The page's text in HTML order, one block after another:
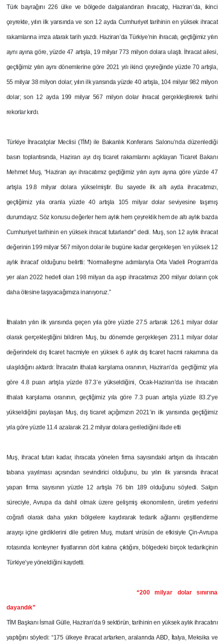
Türk bayrağını 226 ülke ve bölgede dalgalandıran ihracatçı, Haziran’da, ikinci
çeyrekte, yılın ilk yarısında ve son 12 ayda Cumhuriyet tarihinin en yüksek ihracat
rakamlarına imza atarak tarih yazdı. Haziran’da Türkiye’nin ihracatı, geçtiğimiz yılın
aynı ayına göre, yüzde 47 artışla, 19 milyar 773 milyon dolara ulaştı. İhracat ailesi,
geçtiğimiz yılın aynı dönemlerine göre 2021 yılı ikinci çeyreğinde yüzde 70 artışla,
55 milyar 38 milyon dolar; yılın ilk yarısında yüzde 40 artışla, 104 milyar 982 milyon
dolar; son 12 ayda 199 milyar 567 milyon dolar ihracat gerçekleştirerek tarihi
rekorlar kırdı.
Türkiye İhracatçılar Meclisi (TİM) ile Bakanlık Konferans Salonu’nda düzenlediği
basın toplantısında, Haziran ayı dış ticaret rakamlarını açıklayan Ticaret Bakanı
Mehmet Muş, “Haziran ayı ihracatımız geçtiğimiz yılın aynı ayına göre yüzde 47
artışla 19.8 milyar dolara yükselmiştir. Bu sayede ilk altı ayda ihracatımızı,
geçtiğimiz yıla oranla yüzde 40 artışla 105 milyar dolar seviyesine taşımış
durumdayız. Söz konusu değerler hem aylık hem çeyreklik hem de altı aylık bazda
Cumhuriyet tarihinin en yüksek ihracat tutarlarıdır” dedi. Muş, son 12 aylık ihracat
değerinin 199 milyar 567 milyon dolar ile bugüne kadar gerçekleşen ‘en yüksek 12
aylık ihracat’ olduğunu belirtti: “Normalleşme adımlarıyla Orta Vadeli Program’da
yer alan 2022 hedefi olan 198 milyarı da aşıp ihracatımızı 200 milyar doların çok
daha ötesine taşıyacağımıza inanıyoruz.”
İthalatın yılın ilk yarısında geçen yıla göre yüzde 27.5 artarak 126.1 milyar dolar
olarak gerçekleştiğini bildiren Muş, bu dönemde gerçekleşen 231.1 milyar dolar
değerindeki dış ticaret hacmiyle en yüksek 6 aylık dış ticaret hacmi rakamına da
ulaşıldığını aktardı: İhracatın ithalatı karşılama oranının, Haziran’da geçtiğimiz yıla
göre 4.8 puan artışla yüzde 87.3’e yükseldiğini, Ocak-Haziran’da ise ihracatın
ithalatı karşılama oranının, geçtiğimiz yıla göre 7.3 puan artışla yüzde 83.2’ye
yükseldiğini paylaşan Muş, dış ticaret açığımızın 2021’in ilk yarısında geçtiğimiz
yıla göre yüzde 11.4 azalarak 21.2 milyar dolara gerilediğini ifade etti
Muş, ihracat tutarı kadar, ihracata yönelen firma sayısındaki artışın da ihracatın
tabana yayılması açısından sevindirici olduğunu, bu yılın ilk yarısında ihracat
yapan firma sayısının yüzde 12 artışla 76 bin 189 olduğunu söyledi. Salgın
süreciyle, Avrupa da dahil olmak üzere gelişmiş ekonomilerin, üretim yerlerini
coğrafi olarak daha yakın bölgelere kaydırarak tedarik ağlarını çeşitlendirme
arayışı içine girdiklerini dile getiren Muş, mutant virüsün de etkisiyle Çin-Avrupa
rotasında konteyner fiyatlarının dört katına çıktığını, bölgedeki birçok tedarikçinin
Türkiye’ye yöneldiğini kaydetti.
“200 milyar dolar sınırına
dayandık”
TİM Başkanı İsmail Gülle, Haziran’da 9 sektörün, tarihinin en yüksek aylık ihracatını
yaptığını söyledi: “175 ülkeye ihracat artarken, aralarında ABD, İtalya, Meksika ve